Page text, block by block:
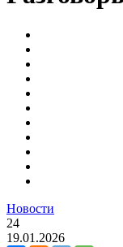
Новости
24
19.01.2026